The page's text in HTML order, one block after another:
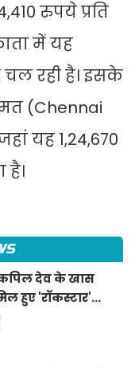
रुपये प्रति
में यह
चल रही है। इसके
(Chennai
यह 1,24,670
है।
कपिल देव के खास
हुए 'रॉकस्टार'
वाले बने मात्र